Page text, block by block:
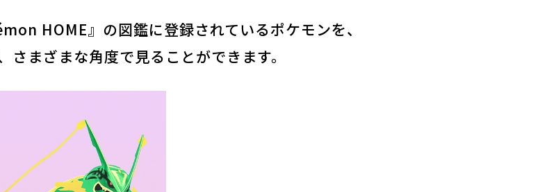
HOME』の図鑑に登録されているポケモンを、
さまざまな角度で見ることができます。